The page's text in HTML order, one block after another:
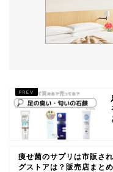
痩せ菌のサプリは市販さ
グストアは？販売店まとめ